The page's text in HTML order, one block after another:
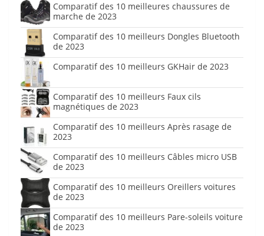
Comparatif des 10 meilleures chaussures de
marche de 2023
Comparatif des 10 meilleurs Dongles Bluetooth
de 2023
Comparatif des 10 meilleurs GKHair de 2023
Comparatif des 10 meilleurs Faux cils
magnétiques de 2023
Comparatif des 10 meilleurs Après rasage de
2023
Comparatif des 10 meilleurs Câbles micro USB
de 2023
Comparatif des 10 meilleurs Oreillers voitures
de 2023
Comparatif des 10 meilleurs Pare-soleils voiture
de 2023